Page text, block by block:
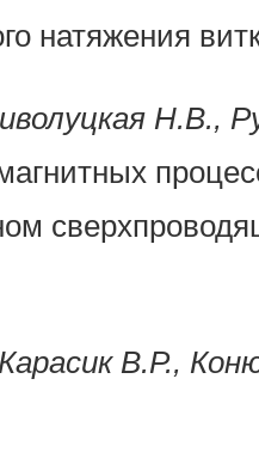
натяжения
Н.В.,
В.Р.,